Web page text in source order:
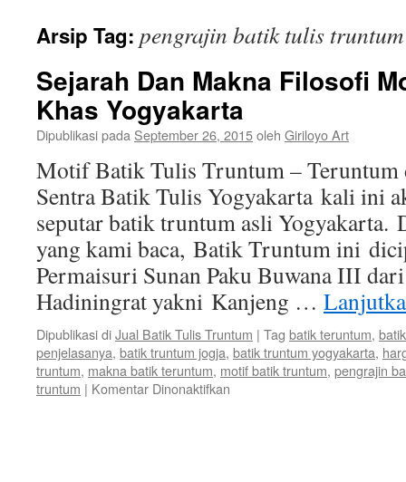
Arsip Tag: pengrajin batik tulis truntum
Sejarah Dan Makna Filosofi
Khas Yogyakarta
Dipublikasi pada September 26, 2015oleh Giriloyo Art
Motif Batik Tulis Truntum – Teruntum
Sentra Batik Tulis Yogyakarta kali ini
seputar batik truntum asli Yogyakarta.
yang kami baca, Batik Truntum ini
Permaisuri Sunan Paku Buwana III
Hadiningrat yakni Kanjeng …
Dipublikasi diJual Batik Tulis Truntum | Tag batik teruntum,
penjelasanya, batik truntum jogja, batik truntum yogyakarta,
truntum, makna batik teruntum, motif batik truntum, pengrajin
truntum | Komentar Dinonaktifkan